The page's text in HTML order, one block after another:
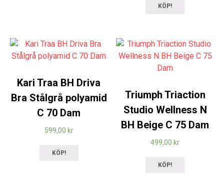
KÖP!
Kari Traa BH Driva
Bra Stålgrå polyamid
C 70 Dam
599,00 kr
KÖP!
Triumph Triaction
Studio Wellness N
BH Beige C 75 Dam
499,00 kr
KÖP!